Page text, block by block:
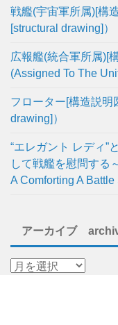
戦艦(宇宙軍所属)[構
[structural drawing]）
広報艦(統合軍所属)[
(Assigned To The
フローター[構造説明
drawing]）
“エレガント レディ”
して戦艦を慰問する
A Comforting A Battle
アーカイブ